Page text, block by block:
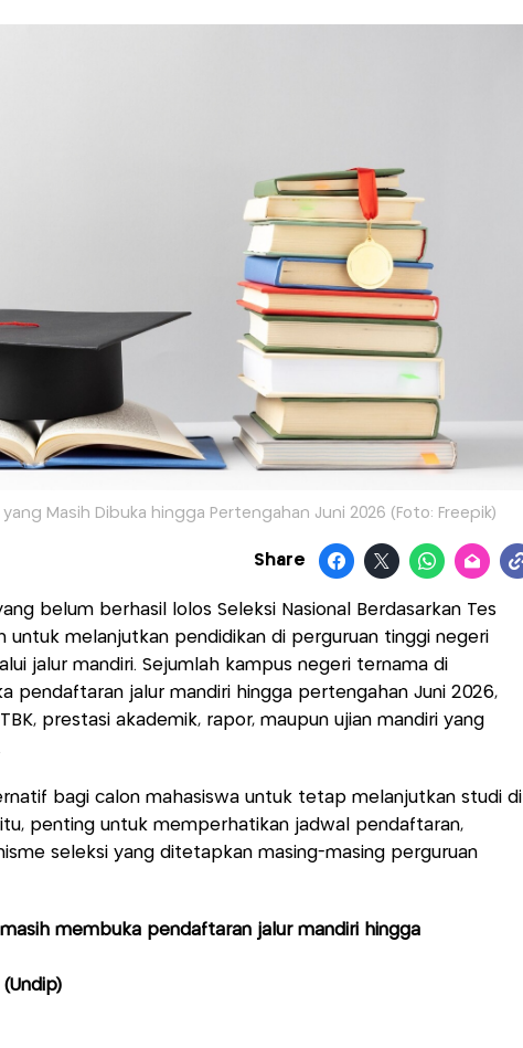
yang Masih Dibuka hingga Pertengahan Juni 2026 (Foto: Freepik)
Share
belum berhasil lolos Seleksi Nasional Berdasarkan Tes
untuk melanjutkan pendidikan di perguruan tinggi negeri
jalur mandiri. Sejumlah kampus negeri ternama di
pendaftaran jalur mandiri hingga pertengahan Juni 2026,
prestasi akademik, rapor, maupun ujian mandiri yang
bagi calon mahasiswa untuk tetap melanjutkan studi di
itu, penting untuk memperhatikan jadwal pendaftaran,
seleksi yang ditetapkan masing-masing perguruan
membuka pendaftaran jalur mandiri hingga